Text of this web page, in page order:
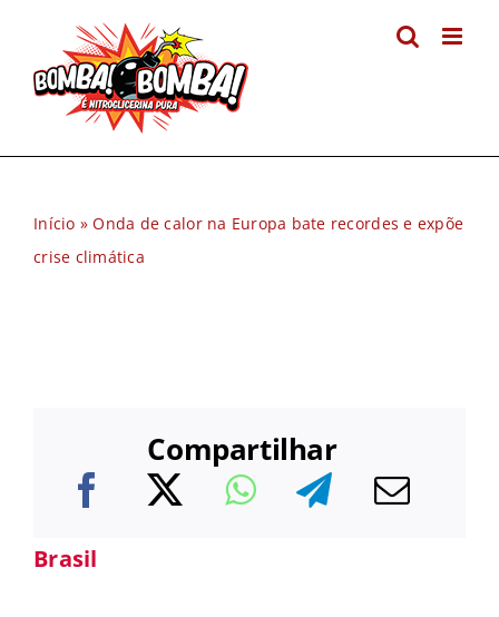
conteúdo
Início »Onda de calor na Europa bate recordes e expõe
crise climática
Compartilhar
Brasil